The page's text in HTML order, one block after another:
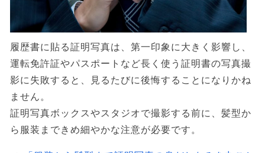
履歴書に貼る証明写真は、第一印象に大きく影響し、
運転免許証やパスポートなど長く使う証明書の写真撮
影に失敗すると、見るたびに後悔することになりかね
ません。
証明写真ボックスやスタジオで撮影する前に、髪型か
ら服装まできめ細やかな注意が必要です。